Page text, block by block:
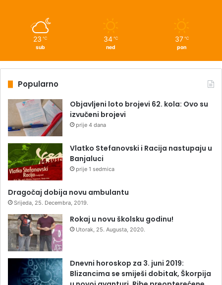
23 ℃
sub
34 ℃
ned
37 ℃
pon
Popularno
Objavljeni loto brojevi 62. kola: Ovo su
izvučeni brojevi
prije 4 dana
Vlatko Stefanovski i Racija nastupaju u
Banjaluci
prije 1 sedmica
Dragočaj dobija novu ambulantu
Srijeda, 25. Decembra, 2019.
Rokaj u novu školsku godinu!
Utorak, 25. Augusta, 2020.
Dnevni horoskop za 3. juni 2019:
Blizancima se smiješi dobitak, Škorpija